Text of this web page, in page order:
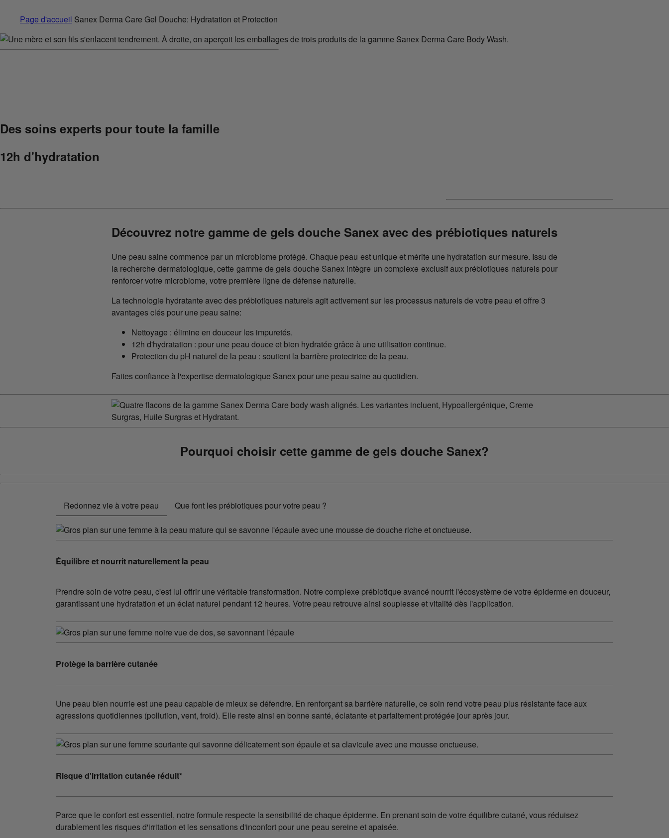
Page d'accueil Sanex Derma Care Gel Douche: Hydratation et Protection
Des soins experts pour toute la famille
12h d'hydratation
Découvrez notre gamme de gels douche Sanex avec des prébiotiques naturels
Une peau saine commence par un microbiome protégé. Chaque peau est unique et mérite une hydratation sur mesure. Issu de
la recherche dermatologique, cette gamme de gels douche Sanex intègre un complexe exclusif aux prébiotiques naturels pour
renforcer votre microbiome, votre première ligne de défense naturelle.
La technologie hydratante avec des prébiotiques naturels agit activement sur les processus naturels de votre peau et offre 3
avantages clés pour une peau saine:
Nettoyage : élimine en douceur les impuretés.
12h d'hydratation : pour une peau douce et bien hydratée grâce à une utilisation continue.
Protection du pH naturel de la peau : soutient la barrière protectrice de la peau.
Faites confiance à l'expertise dermatologique Sanex pour une peau saine au quotidien.
Pourquoi choisir cette gamme de gels douche Sanex?
Redonnez vie à votre peau Que font les prébiotiques pour votre peau ?
Équilibre et nourrit naturellement la peau
Prendre soin de votre peau, c'est lui offrir une véritable transformation. Notre complexe prébiotique avancé nourrit l'écosystème de votre épiderme en douceur,
garantissant une hydratation et un éclat naturel pendant 12 heures. Votre peau retrouve ainsi souplesse et vitalité dès l'application.
Protège la barrière cutanée
Une peau bien nourrie est une peau capable de mieux se défendre. En renforçant sa barrière naturelle, ce soin rend votre peau plus résistante face aux
agressions quotidiennes (pollution, vent, froid). Elle reste ainsi en bonne santé, éclatante et parfaitement protégée jour après jour.
Risque d'irritation cutanée réduit*
Parce que le confort est essentiel, notre formule respecte la sensibilité de chaque épiderme. En prenant soin de votre équilibre cutané, vous réduisez
durablement les risques d'irritation et les sensations d'inconfort pour une peau sereine et apaisée.